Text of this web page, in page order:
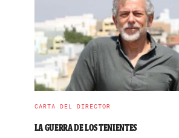
CARTA DEL DIRECTOR
LA GUERRA DE LOS TENIENTES